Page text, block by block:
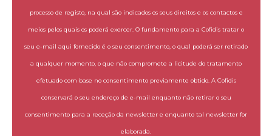
processo de registo, na qual são indicados os seus direitos e os contactos e
meios pelos quais os poderá exercer. O fundamento para a Cofidis tratar o
seu e-mail aqui fornecido é o seu consentimento, o qual poderá ser retirado
a qualquer momento, o que não compromete a licitude do tratamento
efetuado com base no consentimento previamente obtido. A Cofidis
conservará o seu endereço de e-mail enquanto não retirar o seu
consentimento para a receção da newsletter e enquanto tal newsletter for
elaborada.